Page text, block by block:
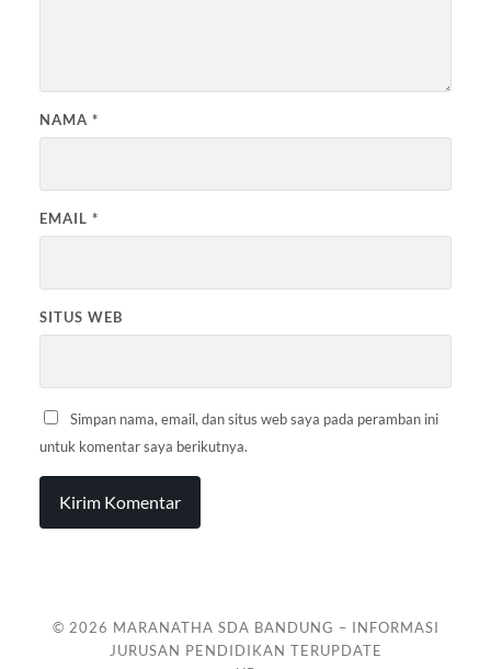
NAMA *
EMAIL *
SITUS WEB
Simpan nama, email, dan situs web saya pada peramban ini
untuk komentar saya berikutnya.
© 2026 MARANATHA SDA BANDUNG – INFORMASI
JURUSAN PENDIDIKAN TERUPDATE